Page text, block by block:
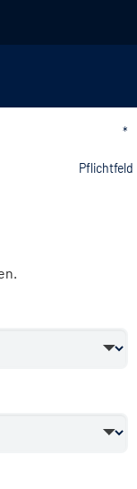
*
Pflichtfeld